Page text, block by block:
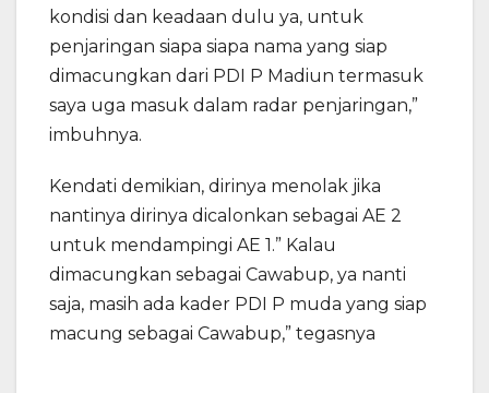
kondisi dan keadaan dulu ya, untuk
penjaringan siapa siapa nama yang siap
dimacungkan dari PDI P Madiun termasuk
saya uga masuk dalam radar penjaringan,”
imbuhnya.
Kendati demikian, dirinya menolak jika
nantinya dirinya dicalonkan sebagai AE 2
untuk mendampingi AE 1.” Kalau
dimacungkan sebagai Cawabup, ya nanti
saja, masih ada kader PDI P muda yang siap
macung sebagai Cawabup,” tegasnya